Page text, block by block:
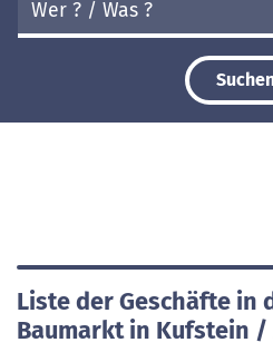
Liste der Geschäfte in
Baumarkt in Kufstein